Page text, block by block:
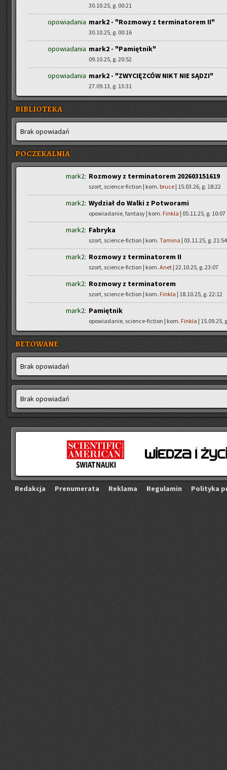
30.10.25, g. 00:21
opowiadania mark2 - "Rozmowy z terminatorem II"
30.10.25, g. 00:16
opowiadania mark2 - "Pamiętnik"
09.10.25, g. 20:52
opowiadania mark2 - "ZWYCIĘZCÓW NIKT NIE SĄDZI"
27.09.13, g. 13:31
BIBLIOTEKA
Brak opo­wia­dań
POCZEKALNIA
mark2: Rozmowy z terminatorem 202603151619
szort, science-fiction | kom. bruce | 15.03.26, g. 18:22
mark2: Wydział do Walki z Potworami
opowiadanie, fantasy | kom. Finkla | 05.11.25, g. 10:07
mark2: Fabryka
szort, science-fiction | kom. Tarnina | 03.11.25, g. 21:54
mark2: Rozmowy z terminatorem II
szort, science-fiction | kom. Anet | 22.10.25, g. 23:07
mark2: Rozmowy z terminatorem
szort, science-fiction | kom. Finkla | 18.10.25, g. 22:12
mark2: Pamiętnik
opowiadanie, science-fiction | kom. Finkla | 15.09.25,
BETOWANE
Brak opo­wia­dań
Brak opo­wia­dań
Re­dak­cja Pre­nu­me­ra­ta Re­kla­ma Re­gu­la­min Po­li­ty­ka